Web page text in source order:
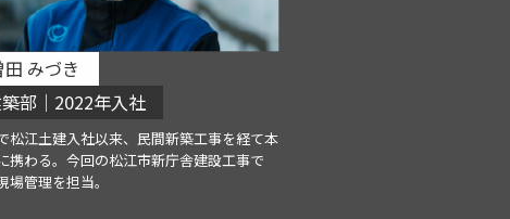
田 みづき
部｜2022年入社
松江土建入社以来、民間新築工事を経て本
携わる。今回の松江市新庁舎建設工事で
場管理を担当。